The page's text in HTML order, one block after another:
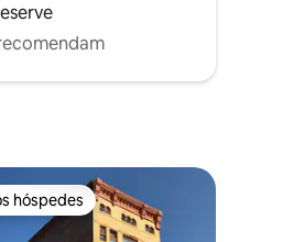
hóspedes
hóspedes